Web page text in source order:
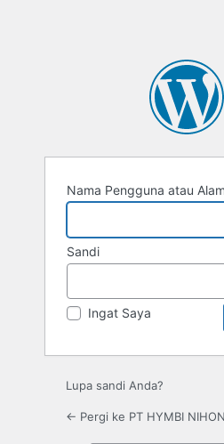
Nama Pengguna atau
Sandi
Ingat Saya
Lupa sandi Anda?
← Pergi ke PT HYMBI